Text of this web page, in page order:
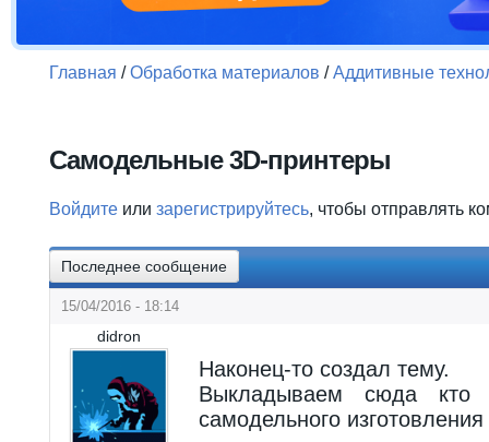
Главная /Обработка материалов /Аддитивные
Самодельные 3D-принтеры
Войдите или зарегистрируйтесь, чтобы отправлять
Последнее сообщение
15/04/2016 - 18:14
didron
Наконец-то создал тему.
Выкладываем сюда
самодельного